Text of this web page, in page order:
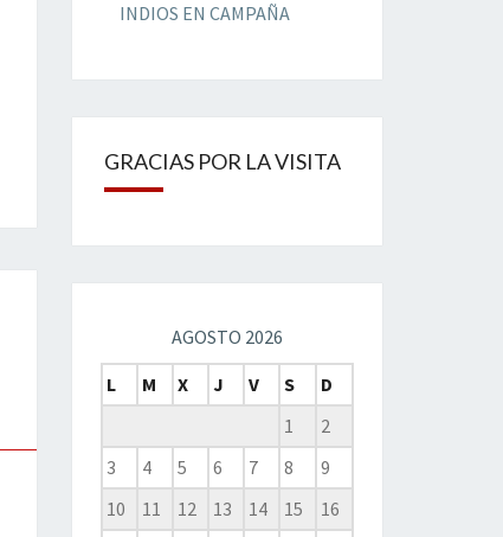
INDIOS EN CAMPAÑA
GRACIAS POR LA VISITA
AGOSTO 2026
L
M X J V S
D
1
2
3
4 5 6 7 8
9
10
11 12 13 14 15
16